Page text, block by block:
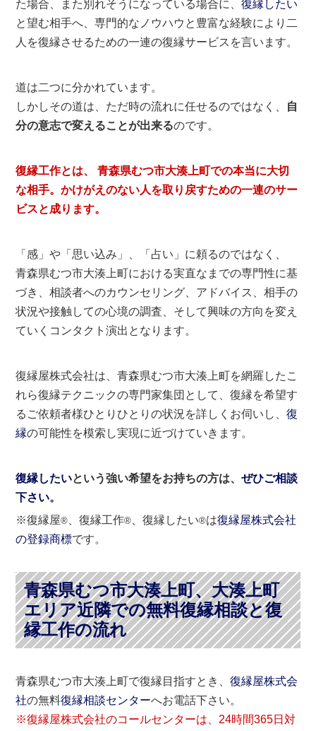
た場合、また別れそうになっている場合に、復縁したい
と望む相手へ、専門的なノウハウと豊富な経験により二
人を復縁させるための一連の復縁サービスを言います。
道は二つに分かれています。
しかしその道は、ただ時の流れに任せるのではなく、 自
分の意志で変えることが出来るのです。
復縁工作とは、 青森県むつ市大湊上町での本当に大切
な相手。かけがえのない人を取り戻すための一連のサー
ビスと成ります。
「感」や「思い込み」、「占い」に頼るのではなく、
青森県むつ市大湊上町における実直なまでの専門性に基
づき、相談者へのカウンセリング、アドバイス、相手の
状況や接触しての心境の調査、そして興味の方向を変え
ていくコンタクト演出となります。
復縁屋株式会社は、青森県むつ市大湊上町を網羅したこ
れら復縁テクニックの専門家集団として、復縁を希望す
るご依頼者様ひとりひとりの状況を詳しくお伺いし、復
縁の可能性を模索し実現に近づけていきます。
復縁したいという強い希望をお持ちの方は、ぜひご相談
下さい。
※復縁屋® 、復縁工作® 、復縁したい®は復縁屋株式会社
の登録商標です。
青森県むつ市大湊上町、大湊上町
エリア近隣での無料復縁相談と復
縁工作の流れ
青森県むつ市大湊上町で復縁目指すとき、復縁屋株式会
社の無料復縁相談センターへお電話下さい。
※復縁屋株式会社のコールセンターは、24時間365日対